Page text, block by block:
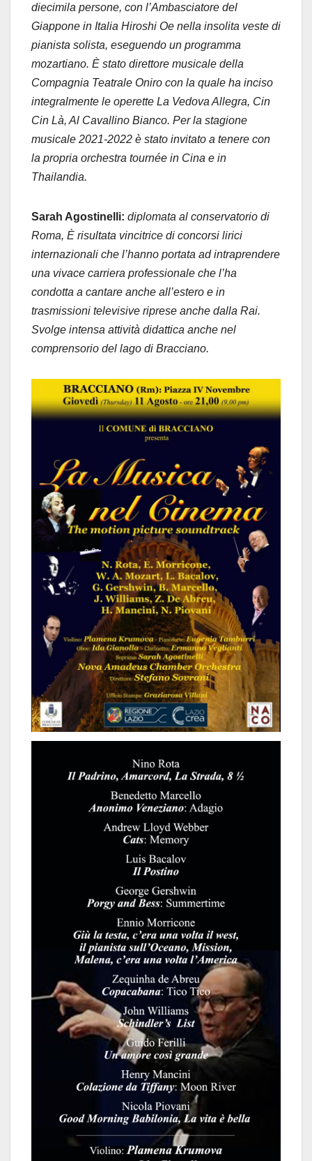
diecimila persone, con l’Ambasciatore del
Giappone in Italia Hiroshi Oe nella insolita veste di
pianista solista, eseguendo un programma
mozartiano. È stato direttore musicale della
Compagnia Teatrale Oniro con la quale ha inciso
integralmente le operette La Vedova Allegra, Cin
Cin Là, Al Cavallino Bianco. Per la stagione
musicale 2021-2022 è stato invitato a tenere con
la propria orchestra tournée in Cina e in
Thailandia.
Sarah Agostinelli: diplomata al conservatorio di
Roma, È risultata vincitrice di concorsi lirici
internazionali che l’hanno portata ad intraprendere
una vivace carriera professionale che l’ha
condotta a cantare anche all’estero e in
trasmissioni televisive riprese anche dalla Rai.
Svolge intensa attività didattica anche nel
comprensorio del lago di Bracciano.